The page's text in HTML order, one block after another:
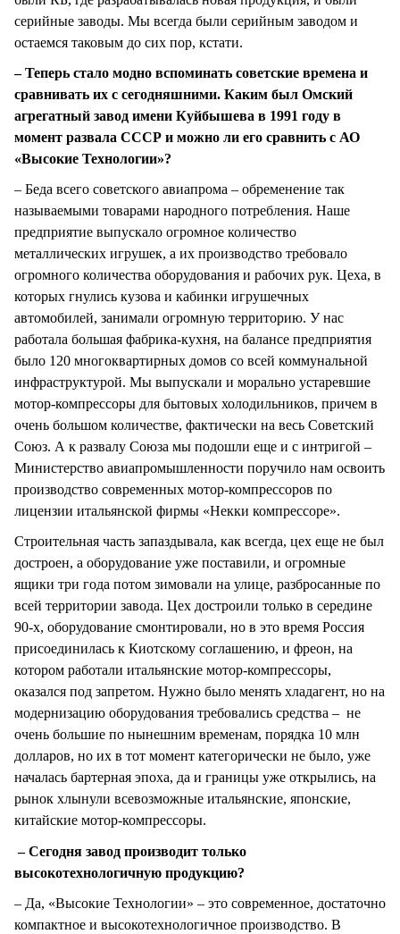
серийные заводы. Мы всегда были серийным заводом и
остаемся таковым до сих пор, кстати.
– Теперь стало модно вспоминать советские времена и
сравнивать их с сегодняшними. Каким был Омский
агрегатный завод имени Куйбышева в 1991 году в
момент развала СССР и можно ли его сравнить с АО
«Высокие Технологии»?
– Беда всего советского авиапрома – обременение так
называемыми товарами народного потребления. Наше
предприятие выпускало огромное количество
металлических игрушек, а их производство требовало
огромного количества оборудования и рабочих рук. Цеха, в
которых гнулись кузова и кабинки игрушечных
автомобилей, занимали огромную территорию. У нас
работала большая фабрика-кухня, на балансе предприятия
было 120 многоквартирных домов со всей коммунальной
инфраструктурой. Мы выпускали и морально устаревшие
мотор-компрессоры для бытовых холодильников, причем в
очень большом количестве, фактически на весь Советский
Союз. А к развалу Союза мы подошли еще и с интригой –
Министерство авиапромышленности поручило нам освоить
производство современных мотор-компрессоров по
лицензии итальянской фирмы «Некки компрессоре».
Строительная часть запаздывала, как всегда, цех еще не был
достроен, а оборудование уже поставили, и огромные
ящики три года потом зимовали на улице, разбросанные по
всей территории завода. Цех достроили только в середине
90-х, оборудование смонтировали, но в это время Россия
присоединилась к Киотскому соглашению, и фреон, на
котором работали итальянские мотор-компрессоры,
оказался под запретом. Нужно было менять хладагент, но на
модернизацию оборудования требовались средства – не
очень большие по нынешним временам, порядка 10 млн
долларов, но их в тот момент категорически не было, уже
началась бартерная эпоха, да и границы уже открылись, на
рынок хлынули всевозможные итальянские, японские,
китайские мотор-компрессоры.
– Сегодня завод производит только
высокотехнологичную продукцию?
– Да, «Высокие Технологии» – это современное, достаточно
компактное и высокотехнологичное производство. В